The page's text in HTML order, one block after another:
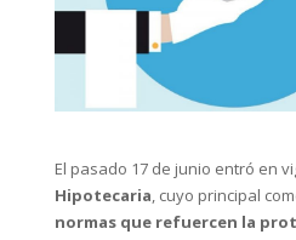
El pasado 17 de junio entró en
Hipotecaria, cuyo principal
normas que refuercen la